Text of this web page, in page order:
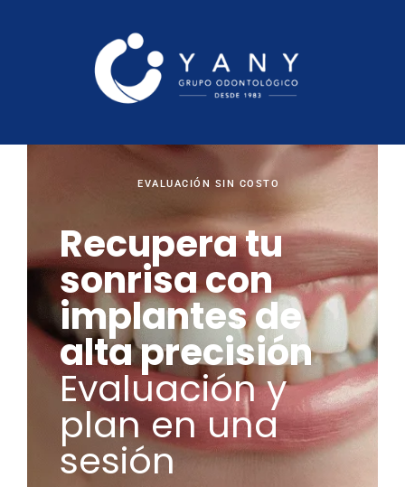
EVALUACIÓN SIN COSTO
Recupera tu
sonrisa con
implantes de
alta precisión
Evaluación y
plan en una
sesión